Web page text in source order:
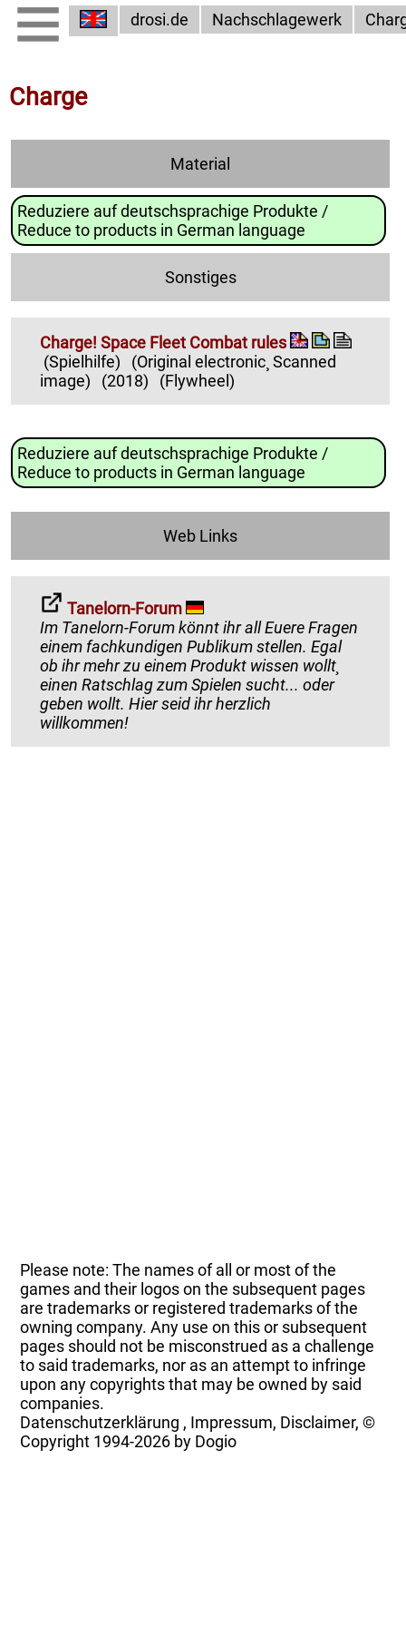
drosi.de Nachschlagewerk
Charge
Material
Reduziere auf deutschsprachige Produkte /
Reduce to products in German language
Sonstiges
Charge! Space Fleet Combat rules
(Spielhilfe)
(Original electronic¸ Scanned
image)
(2018) (Flywheel)
Reduziere auf deutschsprachige Produkte /
Reduce to products in German language
Web Links
Tanelorn-Forum
Im Tanelorn-Forum könnt ihr all Euere Fragen
einem fachkundigen Publikum stellen. Egal
ob ihr mehr zu einem Produkt wissen wollt¸
einen Ratschlag zum Spielen sucht... oder
geben wollt. Hier seid ihr herzlich
willkommen!
Please note: The names of all or most of the
games and their logos on the subsequent pages
are trademarks or registered trademarks of the
owning company. Any use on this or subsequent
pages should not be misconstrued as a challenge
to said trademarks, nor as an attempt to infringe
upon any copyrights that may be owned by said
companies.
Datenschutzerklärung , Impressum, Disclaimer, ©
Copyright 1994-2026 by Dogio